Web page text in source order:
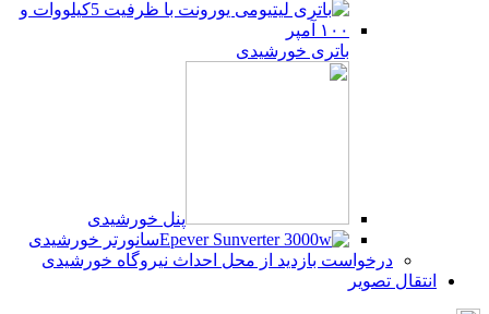
باتری خورشیدی
پنل خورشیدی
سانورتر خورشیدی
درخواست بازدید از محل احداث نیروگاه خورشیدی
انتقال تصویر